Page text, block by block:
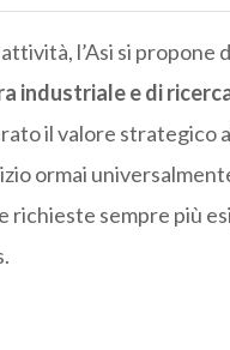
l’Asi si propone
industriale e di
il valore strategico
ormai
richieste sempre più